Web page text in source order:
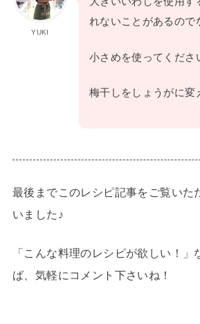
YUKI
れないことがあるので
小さめを使ってくだ
梅干しをしょうがに変
最後までこのレシピ記事をご覧いた
いました♪
「こんな料理のレシピが欲しい！
ば、気軽にコメント下さいね！